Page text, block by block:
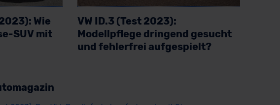
Wie
SUV mit
VW ID.3 (Test 2023):
Modellpflege dringend gesucht
und fehlerfrei aufgespielt?